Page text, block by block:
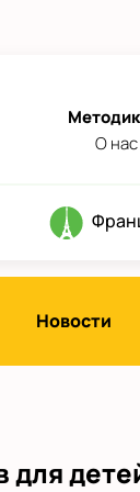
О нас
Новости